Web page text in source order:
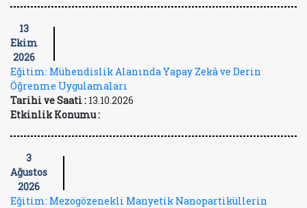
13
Ekim
2026
Eğitim: Mühendislik Alanında Yapay Zekâ ve Derin
Öğrenme Uygulamaları
Tarihi ve Saati : 13.10.2026
Etkinlik Konumu :
3
Ağustos
2026
Eğitim: Mezogözenekli Manyetik Nanopartiküllerin